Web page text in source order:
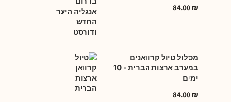
84.00 ₪
מסלול טיול קרוואנים
במערב ארצות הברית - 10
ימים
84.00 ₪